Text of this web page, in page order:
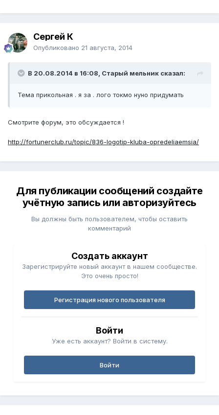
Сергей К
Опубликовано 21 августа, 2014
В 20.08.2014 в 16:08, Старый мельник сказал:
Тема прикольная . я за . лого токмо нуно придумать
Смотрите форум, это обсуждается !
http://fortunerclub.ru/topic/836-logotip-kluba-opredeliaemsia/
Для публикации сообщений создайте
учётную запись или авторизуйтесь
Вы должны быть пользователем, чтобы оставить
комментарий
Создать аккаунт
Зарегистрируйте новый аккаунт в нашем сообществе.
Это очень просто!
Регистрация нового пользователя
Войти
Уже есть аккаунт? Войти в систему.
Войти